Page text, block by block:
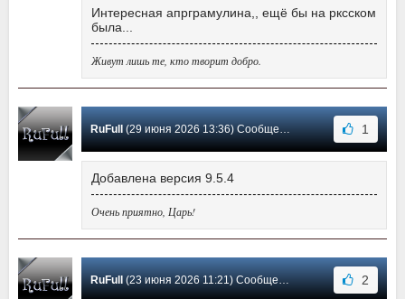
Интересная апрграмулина,, ещё бы на рксском
была...
Живут лишь те, кто творит добро.
RuFull (29 июня 2026 13:36) Сообщение #297 1
Добавлена версия 9.5.4
Очень приятно, Царь!
RuFull (23 июня 2026 11:21) Сообщение #296 2